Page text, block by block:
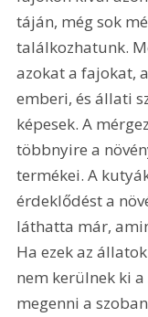
táján, még sok
találkozhatunk.
azokat a fajokat,
emberi, és állati
képesek. A
többnyire a
termékei. A
érdeklődést a
láthatta már,
Ha ezek az
nem kerülnek ki
megenni a